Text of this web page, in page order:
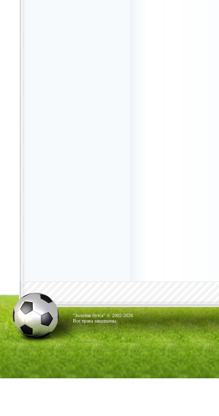
"Золотая бутса" © 2002-2026
Все права защищены.